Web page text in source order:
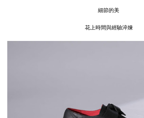
細節的美
花上時間與經驗淬煉